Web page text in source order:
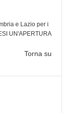
e Lazio per i
UN'APERTURA
Torna su